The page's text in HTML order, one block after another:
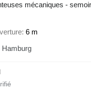
mécaniques -
6 m
Hamburg